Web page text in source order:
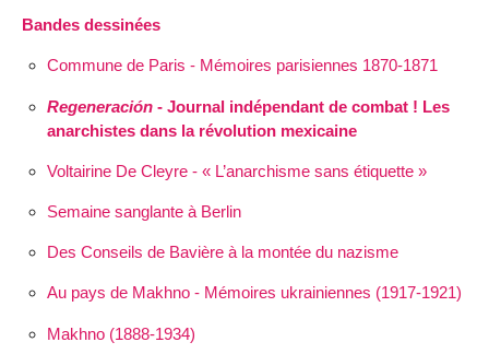
Bandes dessinées
Commune de Paris - Mémoires parisiennes 1870-1871
Regeneración- Journal indépendant de combat ! Les
anarchistes dans la révolution mexicaine
Voltairine De Cleyre - « L’anarchisme sans étiquette »
Semaine sanglante à Berlin
Des Conseils de Bavière à la montée du nazisme
Au pays de Makhno - Mémoires ukrainiennes (1917-1921)
Makhno (1888-1934)